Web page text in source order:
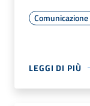
LEGGI DI PIÙ